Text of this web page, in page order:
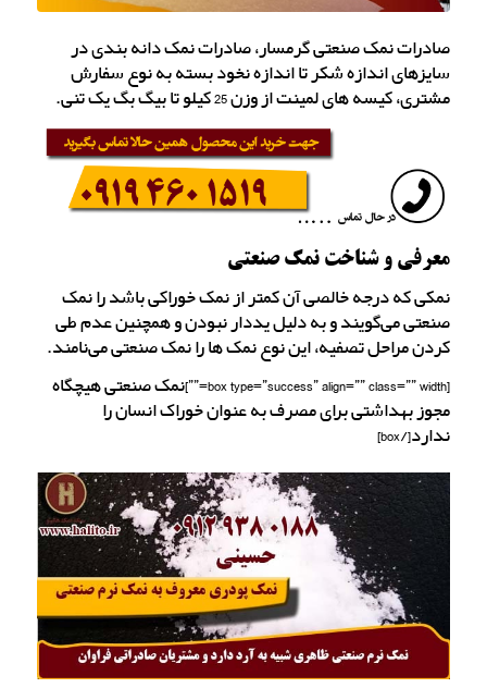
صادرات نمک صنعتی گرمسار، صادرات نمک دانه بندی در
سایزهای اندازه شکر تا اندازه نخود بسته به نوع سفارش
مشتری، کیسه های لمینت از وزن 25 کیلو تا بیگ بگ یک تنی.
معرفی و شناخت نمک صنعتی
نمکی که درجه خالصی آن کمتر از نمک خوراکی باشد را نمک
صنعتی می‌گویند و به دلیل یددار نبودن و همچنین عدم طی
کردن مراحل تصفیه، این نوع نمک ها را نمک صنعتی می‌نامند.
[box type=”success” align=”” class=”” width=””]نمک صنعتی هیچگاه
مجوز بهداشتی برای مصرف به عنوان خوراک انسان را
ندارد[/box]